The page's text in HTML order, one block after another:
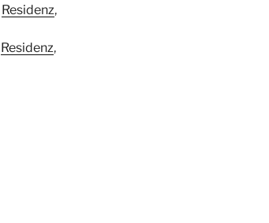
Residenz,
Residenz,